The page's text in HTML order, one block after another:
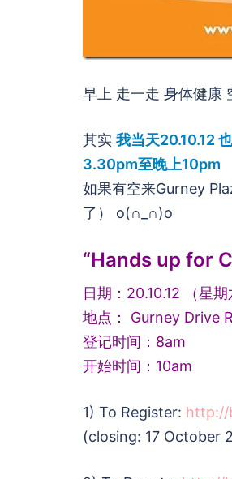
早上 走一走 身体健康
其实 我当天20.10.12
3.30pm至晚上10pm
如果有空来Gurney
了） o(∩_∩)o
“Hands up for
日期：20.10.12 （星期
地点： Gurney Drive
登记时间：8am
开始时间：10am
1) To Register: http://
(closing: 17 October